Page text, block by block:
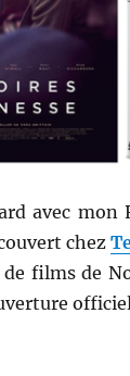
avec mon
chez
films de